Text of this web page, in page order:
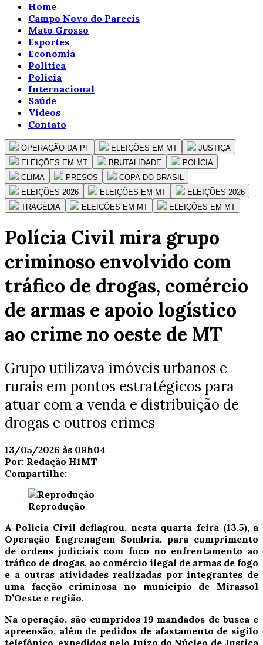
Home
Campo Novo do Parecis
Mato Grosso
Esportes
Economia
Política
Polícia
Internacional
Saúde
Vídeos
Contato
OPERAÇÃO DA PF ELEIÇÕES EM MT
JUSTIÇA
ELEIÇÕES EM MT
BRUTALIDADE
POLÍCIA
CLIMA
PRESOS
COPA DO BRASIL
ELEIÇÕES 2026
ELEIÇÕES EM MT
ELEIÇÕES 2026
TRAGÉDIA
ELEIÇÕES EM MT ELEIÇÕES EM MT
Polícia Civil mira grupo
criminoso envolvido com
tráfico de drogas, comércio
de armas e apoio logístico
ao crime no oeste de MT
Grupo utilizava imóveis urbanos e
rurais em pontos estratégicos para
atuar com a venda e distribuição de
drogas e outros crimes
13/05/2026 às 09h04
Por: Redação H1MT
Compartilhe:
Reprodução
A Polícia Civil deflagrou, nesta quarta-feira (13.5), a
Operação Engrenagem Sombria, para cumprimento
de ordens judiciais com foco no enfrentamento ao
tráfico de drogas, ao comércio ilegal de armas de fogo
e a outras atividades realizadas por integrantes de
uma facção criminosa no município de Mirassol
D’Oeste e região.
Na operação, são cumpridos 19 mandados de busca e
apreensão, além de pedidos de afastamento de sigilo
telefônico, expedidos pelo Juízo do Núcleo de Justiça